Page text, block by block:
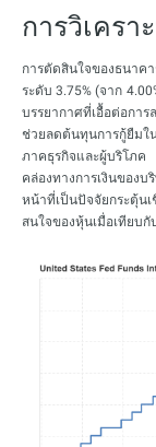
การวิเครา
การตัดสินใจของธนาค
ระดับ 3.75% (จาก
บรรยากาศที่เอื้อต่อกา
ช่วยลดต้นทุนการกู้ยืม
ภาคธุรกิจและผู้บริโภค
คล่องทางการเงินของ
หน้าที่เป็นปัจจัยกระตุ้น
สนใจของหุ้นเมื่อเทียบ